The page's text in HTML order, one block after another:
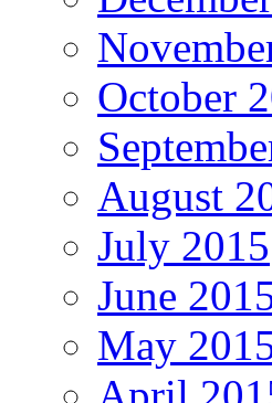
October
August
July 2015
June
May